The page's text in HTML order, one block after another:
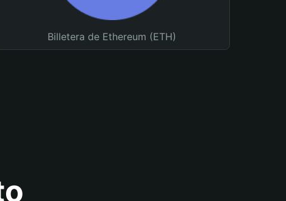
Billetera de Ethereum (ETH)